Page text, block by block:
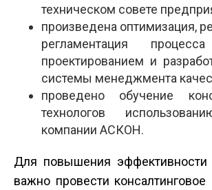
техническом совете
произведена оптимизация,
регламентация
проектированием и
системы менеджмента
проведено обучение
технологов
компании АСКОН.
Для повышения эффективности
важно провести